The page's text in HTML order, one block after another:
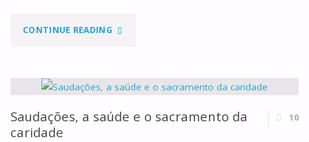
CONTINUE READING"UM
PARTIDO
É
Saudações, a saúde e o sacramento da
caridade
10